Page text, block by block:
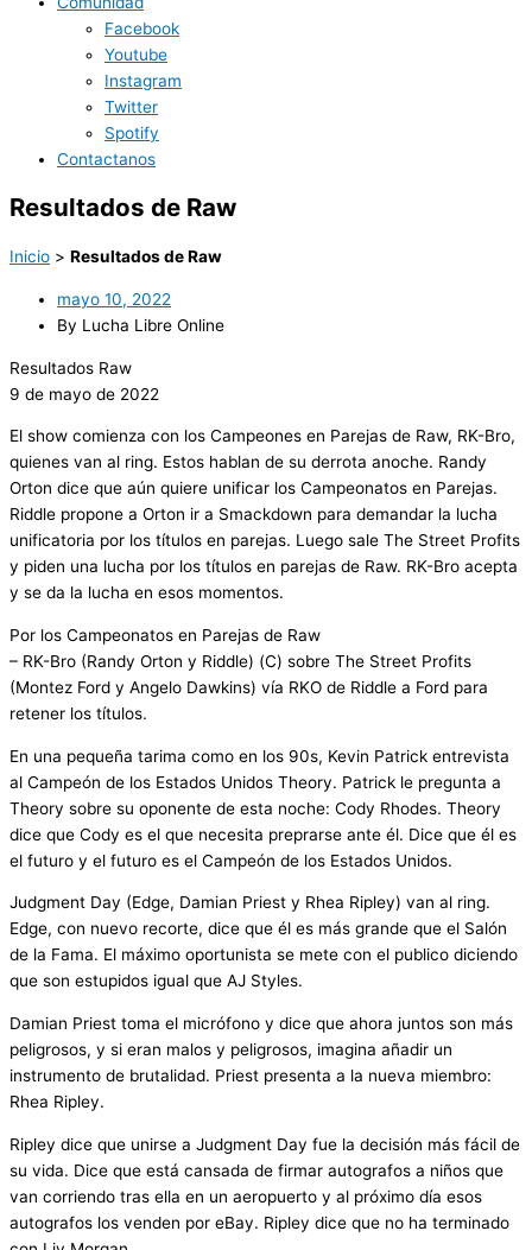
Facebook
Youtube
Instagram
Twitter
Spotify
Contactanos
Resultados de Raw
Inicio > Resultados de Raw
mayo 10, 2022
By Lucha Libre Online
Resultados Raw
9 de mayo de 2022
El show comienza con los Campeones en Parejas de Raw, RK-Bro,
quienes van al ring. Estos hablan de su derrota anoche. Randy
Orton dice que aún quiere unificar los Campeonatos en Parejas.
Riddle propone a Orton ir a Smackdown para demandar la lucha
unificatoria por los títulos en parejas. Luego sale The Street Profits
y piden una lucha por los títulos en parejas de Raw. RK-Bro acepta
y se da la lucha en esos momentos.
Por los Campeonatos en Parejas de Raw
– RK-Bro (Randy Orton y Riddle) (C) sobre The Street Profits
(Montez Ford y Angelo Dawkins) vía RKO de Riddle a Ford para
retener los títulos.
En una pequeña tarima como en los 90s, Kevin Patrick entrevista
al Campeón de los Estados Unidos Theory. Patrick le pregunta a
Theory sobre su oponente de esta noche: Cody Rhodes. Theory
dice que Cody es el que necesita preprarse ante él. Dice que él es
el futuro y el futuro es el Campeón de los Estados Unidos.
Judgment Day (Edge, Damian Priest y Rhea Ripley) van al ring.
Edge, con nuevo recorte, dice que él es más grande que el Salón
de la Fama. El máximo oportunista se mete con el publico diciendo
que son estupidos igual que AJ Styles.
Damian Priest toma el micrófono y dice que ahora juntos son más
peligrosos, y si eran malos y peligrosos, imagina añadir un
instrumento de brutalidad. Priest presenta a la nueva miembro:
Rhea Ripley.
Ripley dice que unirse a Judgment Day fue la decisión más fácil de
su vida. Dice que está cansada de firmar autografos a niños que
van corriendo tras ella en un aeropuerto y al próximo día esos
autografos los venden por eBay. Ripley dice que no ha terminado